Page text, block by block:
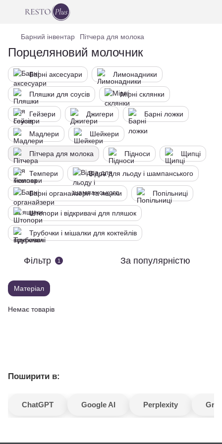
Барний інвентар Пітчера для молока
Порцеляновий молочник
Барні аксесуари Лимонадники
Пляшки для соусів Мірні склянки
Гейзери Джигери Барні ложки
Мадлери Шейкери
Пітчера для молока Підноси Щипці
Темпери Відра для льоду і шампанського
Барні органайзери та ящики Попільниці
Штопори і відкривачі для пляшок
Трубочки і мішалки для коктейлів
Фільтр 1 За популярністю
Матеріал
Немає товарів
Поширити в:
ChatGPT Google AI Perplexity